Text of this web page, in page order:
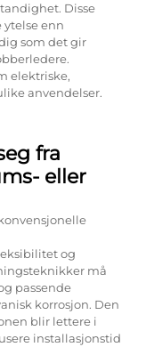
Disse
ytelse enn
som det gir
elektriske,
anvendelser.
fra
eller
og
må
passende
korrosjon. Den
blir lettere i
installasjonstid